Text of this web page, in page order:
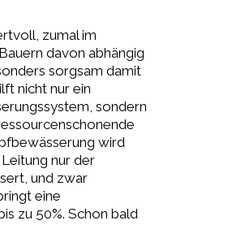
zumal im
davon abhängig
sorgsam damit
nicht nur ein
sondern
wird
nur der
und zwar
eine
zu 50%. Schon bald